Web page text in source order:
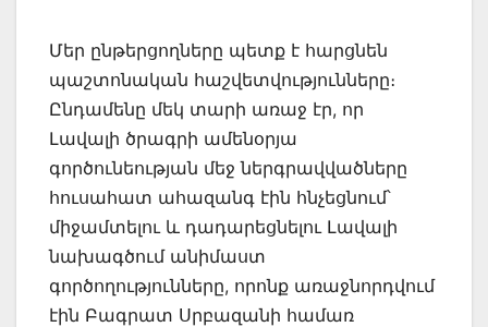
Մեր ընթերցողները պետք է հարցնեն
պաշտոնական հաշվետվությունները։
Ընդամենը մեկ տարի առաջ էր, որ
Լավալի ծրագրի ամենօրյա
գործունեության մեջ ներգրավվածները
հուսահատ ահազանգ էին հնչեցնում՝
միջամտելու և դադարեցնելու Լավալի
նախագծում անիմաստ
գործողությունները, որոնք առաջնորդվում
էին Բագրատ Սրբազանի համառ